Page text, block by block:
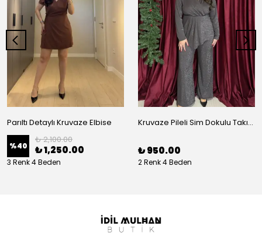
Parıltı Detaylı Kruvaze Elbise
%40
₺ 2,100.00
₺ 1,250.00
3 Renk 4 Beden
Kruvaze Pileli Sim Dokulu Takım
₺ 950.00
2 Renk 4 Beden